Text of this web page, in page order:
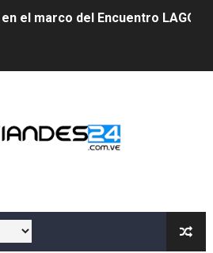
el marco del Encuentro LAGO
Sánchez apadrina a más de 993
deportiva de cara a